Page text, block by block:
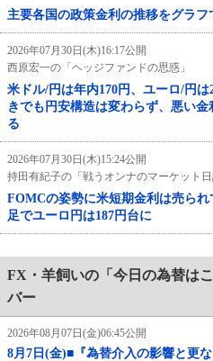
主要各国の政策金利の推移をグラフ
2026年07月30日(木)16:17公開
西原宏一の「ヘッジファンドの思惑」
米ドル/円は年内170円、ユーロ/円
きでも円安構造は変わらず、悪い
る
2026年07月30日(木)15:24公開
持田有紀子の「戦うオンナのマーケット日
FOMCの姿勢に米短期金利は売ら
足でユーロ円は187円台に
FX・羊飼いの「今日の為替は
バー
2026年08月07日(金)06:45公開
8月7日(金)■『為替介入の影響と更